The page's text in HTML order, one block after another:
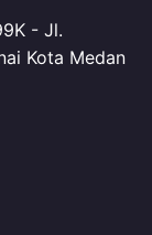
- Jl.
Kota Medan